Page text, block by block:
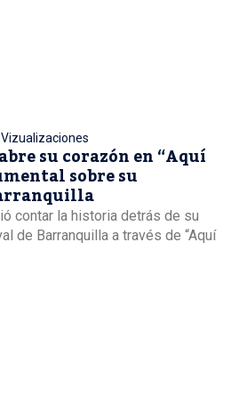
su corazón en “Aquí
sobre su
contar la historia detrás de su
de Barranquilla a través de “Aquí